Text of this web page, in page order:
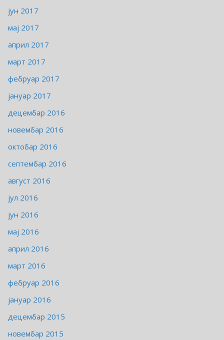
јун 2017
мај 2017
април 2017
март 2017
фебруар 2017
јануар 2017
децембар 2016
новембар 2016
октобар 2016
септембар 2016
август 2016
јул 2016
јун 2016
мај 2016
април 2016
март 2016
фебруар 2016
јануар 2016
децембар 2015
новембар 2015